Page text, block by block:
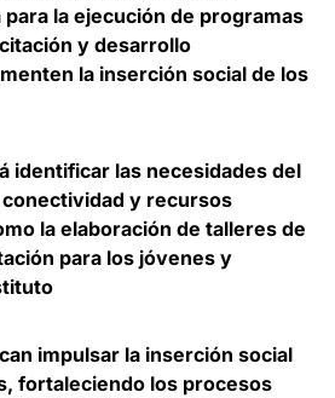
la ejecución de programas
y desarrollo
la inserción social de los
identificar las necesidades del
y recursos
la elaboración de talleres de
para los jóvenes y
impulsar la inserción social
, fortaleciendo los procesos